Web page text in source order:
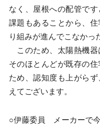
なく、屋根への配管で
課題もあることから、
り組みが進んでこなかっ
このため、太陽熱機器
そのほとんどが既存の
ため、認知度も上がら
えてございます。
○伊藤委員 メーカーで今